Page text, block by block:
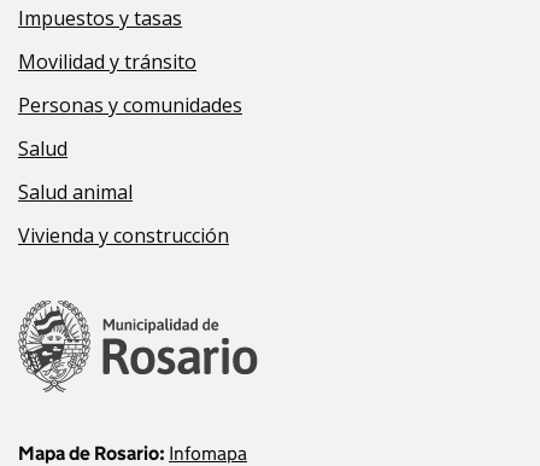
Impuestos y tasas
Movilidad y tránsito
Personas y comunidades
Salud
Salud animal
Vivienda y construcción
Mapa de Rosario: Infomapa